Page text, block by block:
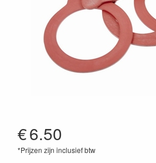
€6.50
*Prijzen zijn inclusief btw